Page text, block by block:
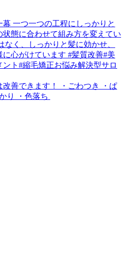
善できます！ ・ごわつき ・ぱ
り ・色落ち